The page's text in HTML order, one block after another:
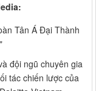
Tân Á Đại Thành
đội ngũ chuyên gia
tác chiến lược của